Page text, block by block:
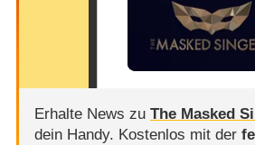
Erhalte News zu The Masked
dein Handy. Kostenlos mit der